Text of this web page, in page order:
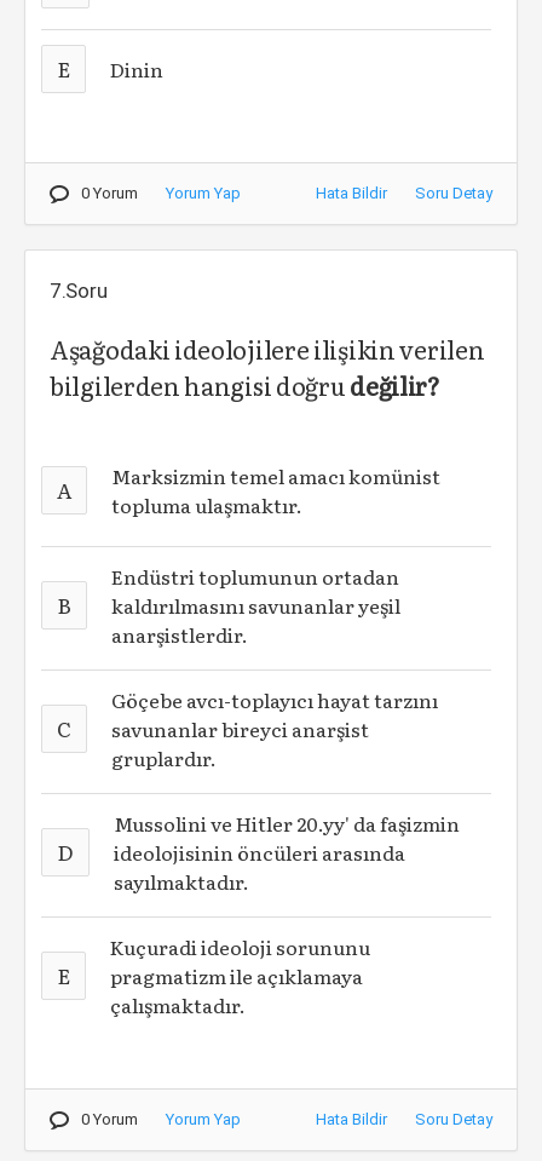
E Dinin
0 Yorum Yorum Yap Hata Bildir Soru Detay
7.Soru
Aşağodaki ideolojilere ilişikin verilen
bilgilerden hangisi doğrudeğilir?
A
Marksizmin temel amacı komünist
topluma ulaşmaktır.
B
Endüstri toplumunun ortadan
kaldırılmasını savunanlar yeşil
anarşistlerdir.
C
Göçebe avcı-toplayıcı hayat tarzını
savunanlar bireyci anarşist
gruplardır.
D
Mussolini ve Hitler 20.yy' da faşizmin
ideolojisinin öncüleri arasında
sayılmaktadır.
E
Kuçuradi ideoloji sorununu
pragmatizm ile açıklamaya
çalışmaktadır.
0 Yorum Yorum Yap Hata Bildir Soru Detay